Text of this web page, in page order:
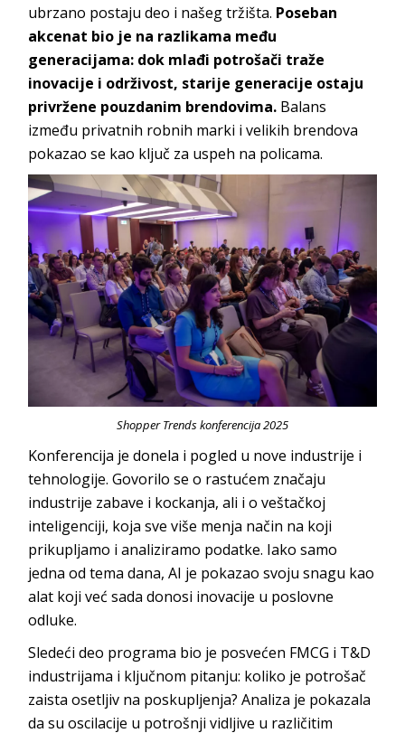
ubrzano postaju deo i našeg tržišta. Poseban
akcenat bio je na razlikama među
generacijama: dok mlađi potrošači traže
inovacije i održivost, starije generacije ostaju
privržene pouzdanim brendovima. Balans
između privatnih robnih marki i velikih brendova
pokazao se kao ključ za uspeh na policama.
Shopper Trends konferencija 2025
Konferencija je donela i pogled u nove industrije i
tehnologije. Govorilo se o rastućem značaju
industrije zabave i kockanja, ali i o veštačkoj
inteligenciji, koja sve više menja način na koji
prikupljamo i analiziramo podatke. Iako samo
jedna od tema dana, AI je pokazao svoju snagu kao
alat koji već sada donosi inovacije u poslovne
odluke.
Sledeći deo programa bio je posvećen FMCG i T&D
industrijama i ključnom pitanju: koliko je potrošač
zaista osetljiv na poskupljenja? Analiza je pokazala
da su oscilacije u potrošnji vidljive u različitim